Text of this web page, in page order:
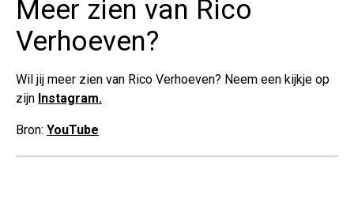
Meer zien van Rico
Verhoeven?
Wil jij meer zien van Rico Verhoeven? Neem een kijkje op
zijn Instagram.
Bron: YouTube